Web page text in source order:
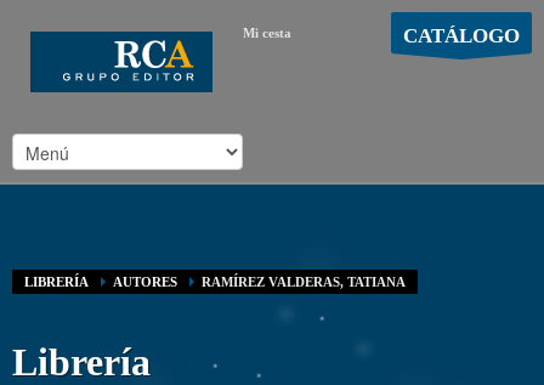
Mi cesta CATÁLOGO
LIBRERÍA AUTORES RAMÍREZ VALDERAS, TATIANA
Librería